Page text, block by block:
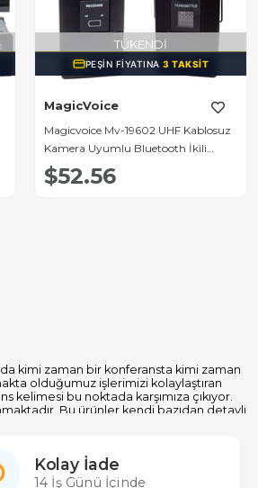
TÜKENDI
PEŞIN FIYATINA 3 TAKSIT
MagicVoice
Magicvoice Mv-19602 UHF Kablosuz
Kamera Uyumlu Bluetooth İkili
Mikrofon Set
$52.56
kimi zaman bir konferansta kimi zaman
olduğumuz işlerimizi kolaylaştıran
bu noktada karşımıza çıkıyor.
Bu ürünler kendi bazıdan detaylı
Kolay İade
14 İş Günü İçinde